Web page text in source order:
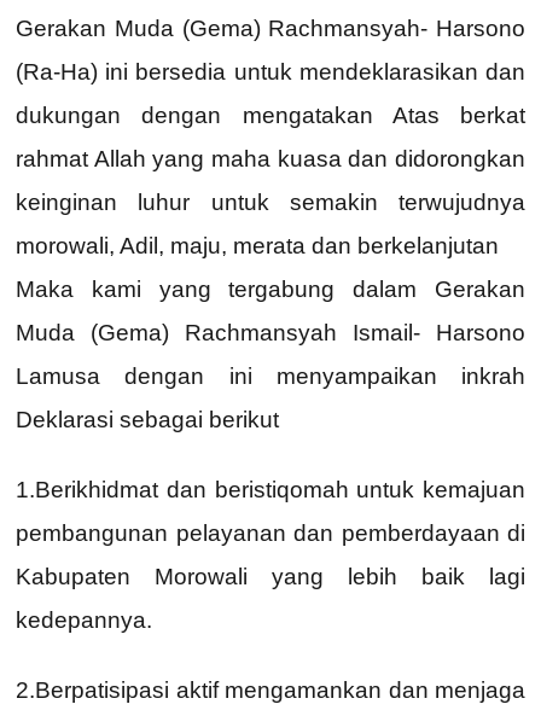
Gerakan Muda (Gema) Rachmansyah- Harsono
(Ra-Ha) ini bersedia untuk mendeklarasikan dan
dukungan dengan mengatakan Atas berkat
rahmat Allah yang maha kuasa dan didorongkan
keinginan luhur untuk semakin terwujudnya
morowali, Adil, maju, merata dan berkelanjutan
Maka kami yang tergabung dalam Gerakan
Muda (Gema) Rachmansyah Ismail- Harsono
Lamusa dengan ini menyampaikan inkrah
Deklarasi sebagai berikut
1.Berikhidmat dan beristiqomah untuk kemajuan
pembangunan pelayanan dan pemberdayaan di
Kabupaten Morowali yang lebih baik lagi
kedepannya.
2.Berpatisipasi aktif mengamankan dan menjaga